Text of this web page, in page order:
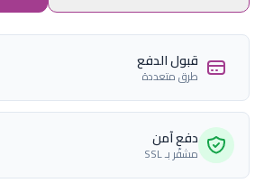
قبول الدفع
طرق متعددة
دفع آمن
مشفّر بـ SSL